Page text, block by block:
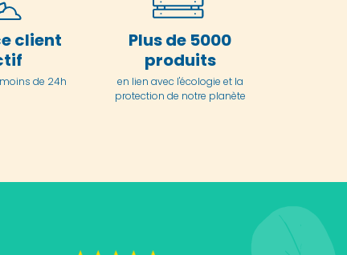
client
de 24h
Plus de 5000
produits
en lien avec l'écologie et la
protection de notre planète